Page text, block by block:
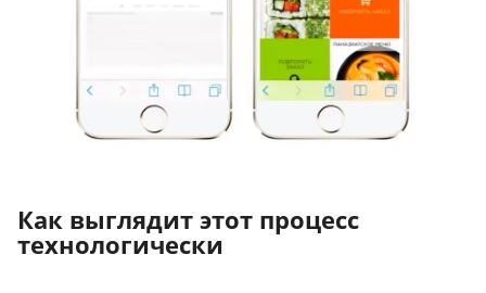
Как выглядит этот процесс
технологически